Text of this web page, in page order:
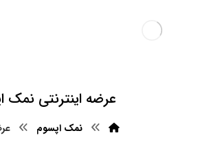
عرضه اینترنتی نمک
نمک اپسوم